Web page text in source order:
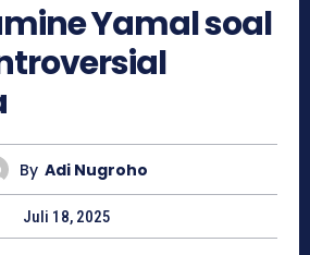
Yamal soal
By Adi Nugroho
Juli 18, 2025